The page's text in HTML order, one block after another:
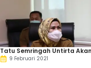
Tatu Semringah Untirta
9 Februari 2021